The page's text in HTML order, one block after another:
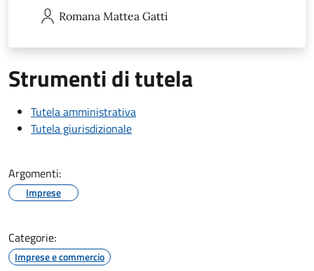
Romana Mattea Gatti
Strumenti di tutela
Tutela amministrativa
Tutela giurisdizionale
Argomenti:
Imprese
Categorie:
Imprese e commercio